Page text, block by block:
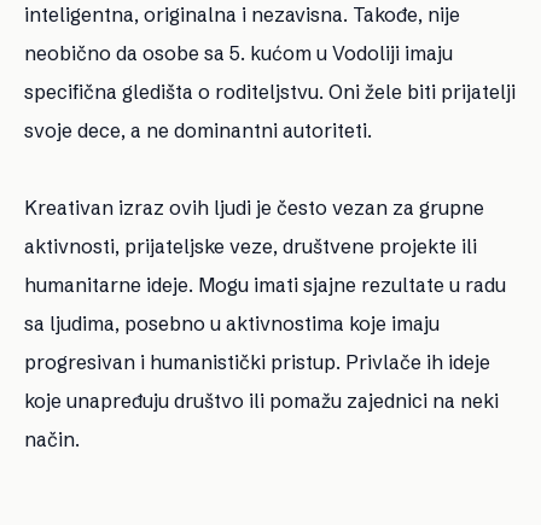
inteligentna, originalna i nezavisna. Takođe, nije
neobično da osobe sa 5. kućom u Vodoliji imaju
specifična gledišta o roditeljstvu. Oni žele biti prijatelji
svoje dece, a ne dominantni autoriteti.
Kreativan izraz ovih ljudi je često vezan za grupne
aktivnosti, prijateljske veze, društvene projekte ili
humanitarne ideje. Mogu imati sjajne rezultate u radu
sa ljudima, posebno u aktivnostima koje imaju
progresivan i humanistički pristup. Privlače ih ideje
koje unapređuju društvo ili pomažu zajednici na neki
način.